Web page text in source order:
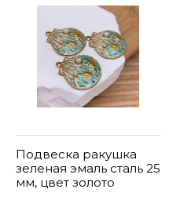
Подвеска ракушка
зеленая эмаль сталь 25
мм, цвет золото